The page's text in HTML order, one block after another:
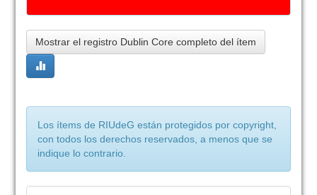
Mostrar el registro Dublin Core completo del ítem
Los ítems de RIUdeG están protegidos por copyright,
con todos los derechos reservados, a menos que se
indique lo contrario.